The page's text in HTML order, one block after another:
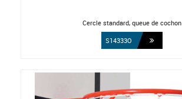
Cercle standard, queue de cochon
S14333O